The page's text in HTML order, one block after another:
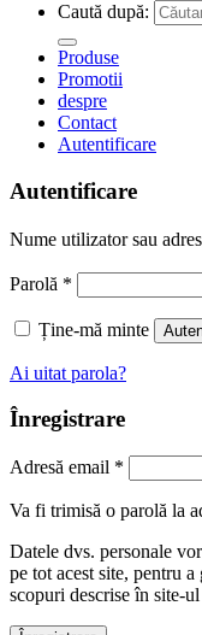
Caută după:
Produse
Promotii
despre
Contact
Autentificare
Autentificare
Nume utilizator sau
Parolă *
Ține-mă minte
Ai uitat parola?
Înregistrare
Adresă email *
Va fi trimisă o parolă la
Datele dvs. personale
pe tot acest site, pentru
scopuri descrise în site-